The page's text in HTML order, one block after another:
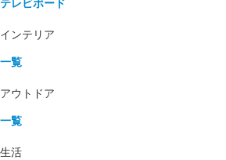
テレビボード
インテリア
一覧
アウトドア
一覧
生活